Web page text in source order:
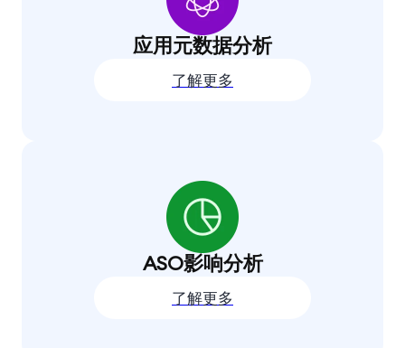
应用元数据分析
了解更多
ASO影响分析
了解更多